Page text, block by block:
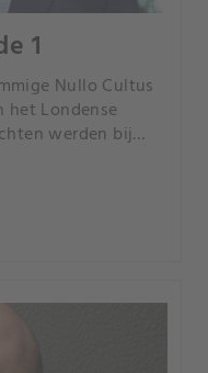
1
Nullo Cultus
het Londense
werden bij
om via internet